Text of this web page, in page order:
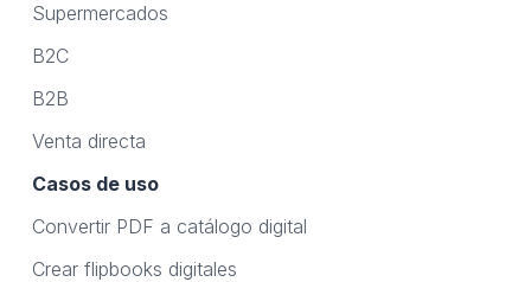
Supermercados
B2C
B2B
Venta directa
Casos de uso
Convertir PDF a catálogo digital
Crear flipbooks digitales